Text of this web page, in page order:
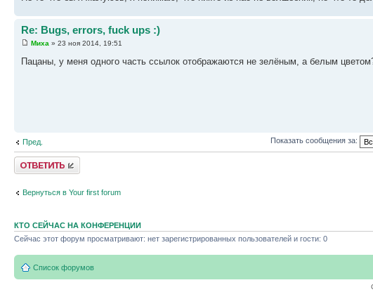
Re: Bugs, errors, fuck ups :)
Миха » 23 ноя 2014, 19:51
Пацаны, у меня одного часть ссылок отображаются не зелёным, а белым
Пред. Показать сообщения за:
Ответить
Вернуться в Your first forum
КТО СЕЙЧАС НА КОНФЕРЕНЦИИ
Сейчас этот форум просматривают: нет зарегистрированных пользователей и гости: 0
Список форумов